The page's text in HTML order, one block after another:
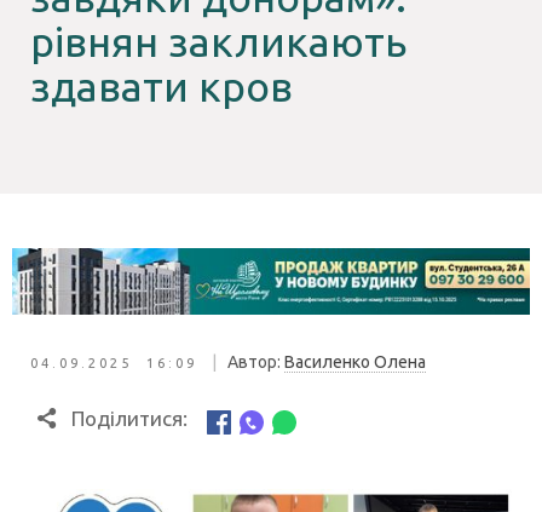
рівнян закликають
здавати кров
04.09.2025 16:09 Автор: Василенко Олена
Поділитися: